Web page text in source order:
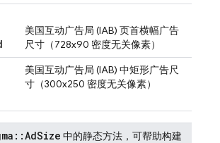
美国互动广告局 (IAB) 页首横幅广告
尺寸（728x90 密度无关像素）
美国互动广告局 (IAB) 中矩形广告尺
寸（300x250 密度无关像素）
::AdSize 中的静态方法，可帮助构建